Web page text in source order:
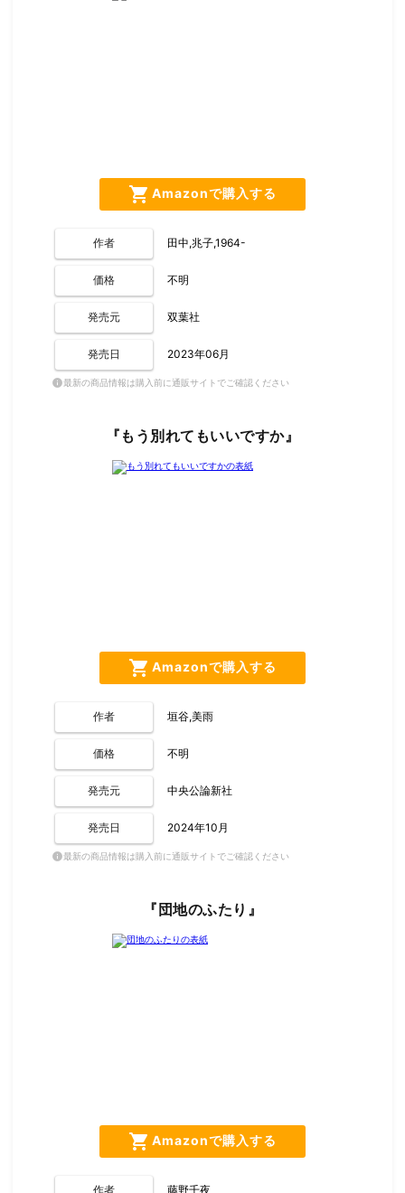
shopping_cart Amazonで購入する
作者 田中,兆子,1964-
価格 不明
発売元 双葉社
発売日 2023年06月
info最新の商品情報は購入前に通販サイトでご確認ください
『もう別れてもいいですか』
shopping_cart Amazonで購入する
作者 垣谷,美雨
価格 不明
発売元 中央公論新社
発売日 2024年10月
info最新の商品情報は購入前に通販サイトでご確認ください
『団地のふたり』
shopping_cart Amazonで購入する
作者 藤野千夜